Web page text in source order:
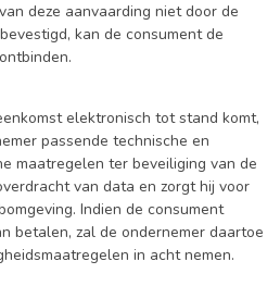
deze aanvaarding niet door de
kan de consument de
elektronisch tot stand komt,
passende technische en
maatregelen ter beveiliging van de
van data en zorgt hij voor
Indien de consument
betalen, zal de ondernemer daartoe
in acht nemen.